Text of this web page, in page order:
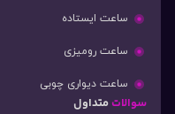
ساعت ایستاده
ساعت رومیزی
ساعت دیواری چوبی
سوالات متداول